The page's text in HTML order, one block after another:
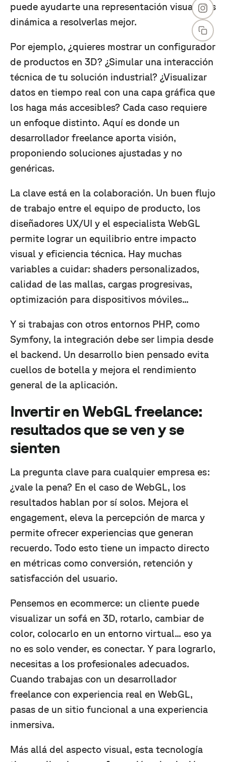
puede ayudarte una representación visual más
dinámica a resolverlas mejor.
Por ejemplo, ¿quieres mostrar un configurador
de productos en 3D? ¿Simular una interacción
técnica de tu solución industrial? ¿Visualizar
datos en tiempo real con una capa gráfica que
los haga más accesibles? Cada caso requiere
un enfoque distinto. Aquí es donde un
desarrollador freelance aporta visión,
proponiendo soluciones ajustadas y no
genéricas.
La clave está en la colaboración. Un buen flujo
de trabajo entre el equipo de producto, los
diseñadores UX/UI y el especialista WebGL
permite lograr un equilibrio entre impacto
visual y eficiencia técnica. Hay muchas
variables a cuidar: shaders personalizados,
calidad de las mallas, cargas progresivas,
optimización para dispositivos móviles...
Y si trabajas con otros entornos PHP, como
Symfony, la integración debe ser limpia desde
el backend. Un desarrollo bien pensado evita
cuellos de botella y mejora el rendimiento
general de la aplicación.
Invertir en WebGL freelance:
resultados que se ven y se
sienten
La pregunta clave para cualquier empresa es:
¿vale la pena? En el caso de WebGL, los
resultados hablan por sí solos. Mejora el
engagement, eleva la percepción de marca y
permite ofrecer experiencias que generan
recuerdo. Todo esto tiene un impacto directo
en métricas como conversión, retención y
satisfacción del usuario.
Pensemos en ecommerce: un cliente puede
visualizar un sofá en 3D, rotarlo, cambiar de
color, colocarlo en un entorno virtual... eso ya
no es solo vender, es conectar. Y para lograrlo,
necesitas a los profesionales adecuados.
Cuando trabajas con un desarrollador
freelance con experiencia real en WebGL,
pasas de un sitio funcional a una experiencia
inmersiva.
Más allá del aspecto visual, esta tecnología